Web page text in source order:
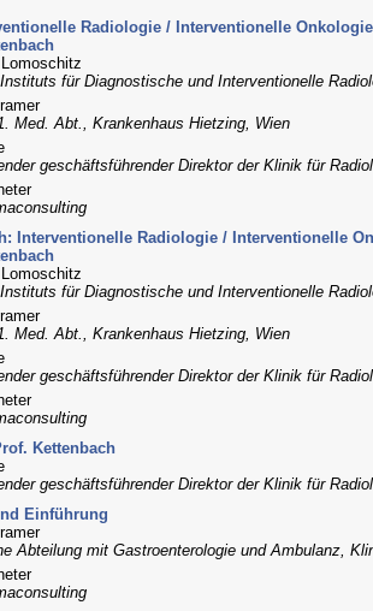
Radiologie / Interventionelle
für Diagnostische und Interventionelle
Med. Abt., Krankenhaus Hietzing, Wien
geschäftsführender Direktor der Klinik für
Interventionelle Radiologie / Interventionelle
für Diagnostische und Interventionelle
Med. Abt., Krankenhaus Hietzing, Wien
geschäftsführender Direktor der Klinik für
Kettenbach
geschäftsführender Direktor der Klinik für
Einführung
Abteilung mit Gastroenterologie und Ambulanz,